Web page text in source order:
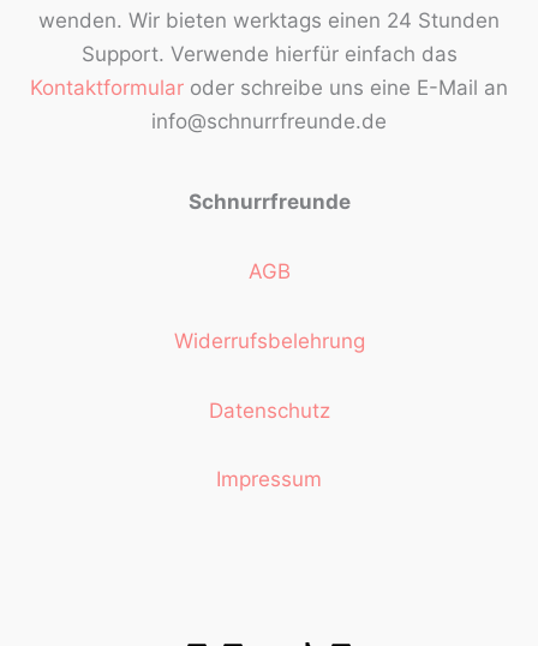
wenden. Wir bieten werktags einen 24 Stunden
Support. Verwende hierfür einfach das
Kontaktformular oder schreibe uns eine E-Mail an
info@schnurrfreunde.de
Schnurrfreunde
AGB
Widerrufsbelehrung
Datenschutz
Impressum